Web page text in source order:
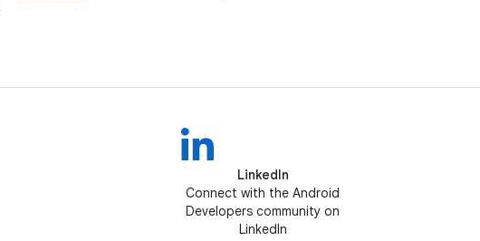
LinkedIn
Connect with the Android
Developers community on
LinkedIn